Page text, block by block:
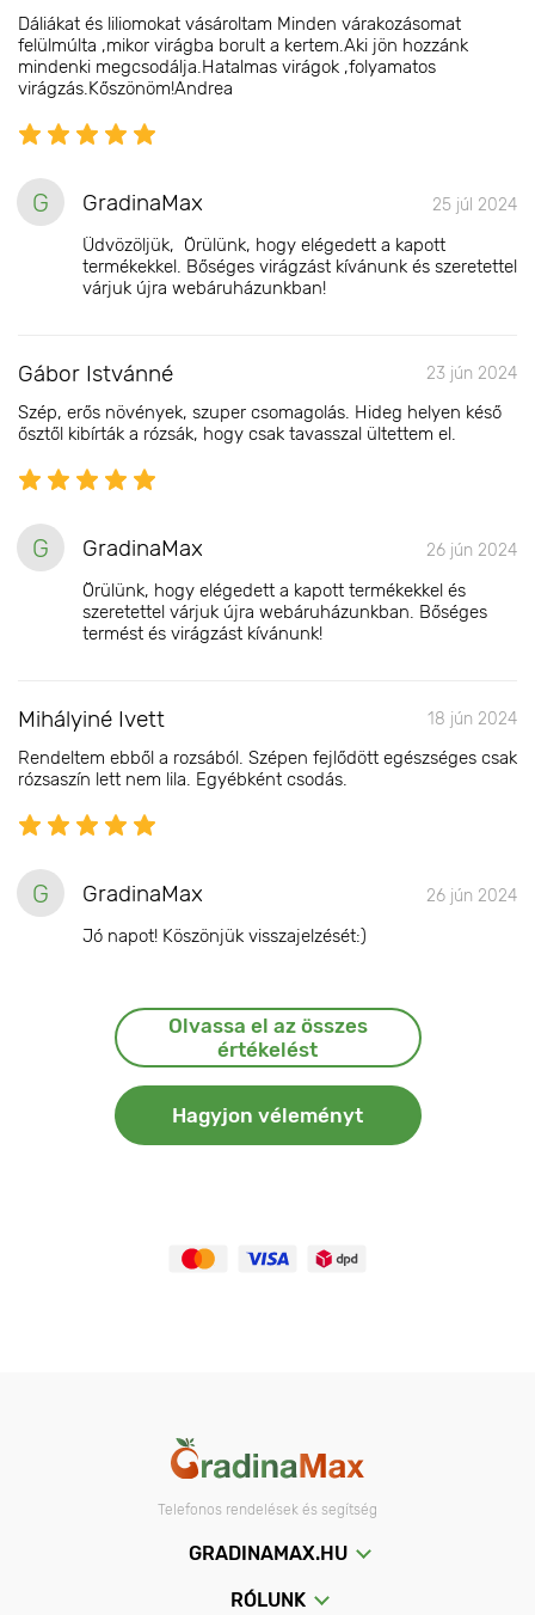
Dáliákat és liliomokat vásároltam Minden várakozásomat
felülmúlta ,mikor virágba borult a kertem.Aki jön hozzánk
mindenki megcsodálja.Hatalmas virágok ,folyamatos
virágzás.Kőszönöm!Andrea
G GradinaMax 25 júl 2024
Üdvözöljük, Örülünk, hogy elégedett a kapott
termékekkel. Bőséges virágzást kívánunk és szeretettel
várjuk újra webáruházunkban!
Gábor Istvánné 23 jún 2024
Szép, erős növények, szuper csomagolás. Hideg helyen késő
ősztől kibírták a rózsák, hogy csak tavasszal ültettem el.
G GradinaMax 26 jún 2024
Örülünk, hogy elégedett a kapott termékekkel és
szeretettel várjuk újra webáruházunkban. Bőséges
termést és virágzást kívánunk!
Mihályiné Ivett 18 jún 2024
Rendeltem ebből a rozsából. Szépen fejlődött egészséges csak
rózsaszín lett nem lila. Egyébként csodás.
G GradinaMax 26 jún 2024
Jó napot! Köszönjük visszajelzését:)
Olvassa el az összes
értékelést
Hagyjon véleményt
Telefonos rendelések és segítség
GRADINAMAX.HU
RÓLUNK